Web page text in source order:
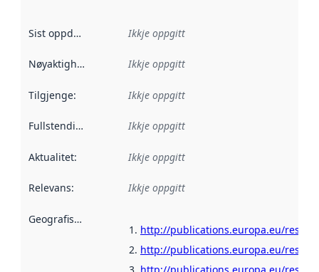
Sist oppdatert Ikkje oppgitt
Nøyaktigheit Ikkje oppgitt
Tilgjenge: Ikkje oppgitt
Fullstendigheit Ikkje oppgitt
Aktualitet: Ikkje oppgitt
Relevans: Ikkje oppgitt
Geografisk område
http://publications.europa.eu/
http://publications.europa.eu/